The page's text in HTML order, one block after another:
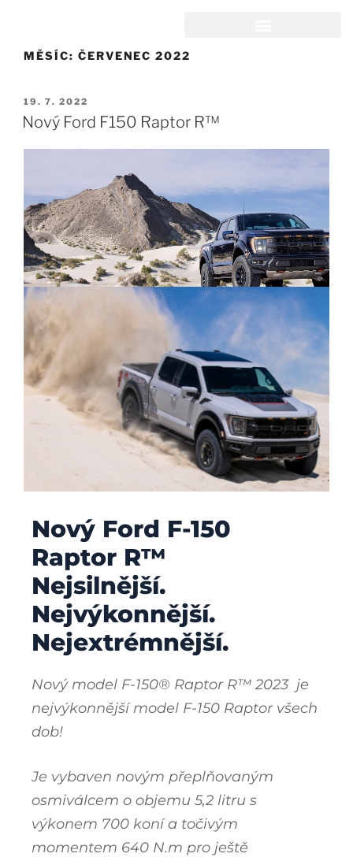
MĚSÍC: ČERVENEC 2022
19. 7. 2022
Nový Ford F150 Raptor R™
Nový Ford F-150
Raptor R™
Nejsilnější.
Nejvýkonnější.
Nejextrémnější.
Nový model F-150® Raptor R™ 2023 je
nejvýkonnější model F-150 Raptor všech
dob!
Je vybaven novým přeplňovaným
osmiválcem o objemu 5,2 litru s
výkonem 700 koní a točivým
momentem 640 N.m pro ještě